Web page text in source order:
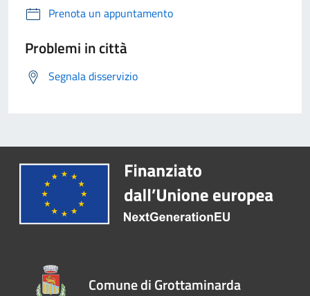
Prenota un appuntamento
Problemi in città
Segnala disservizio
Comune di Grottaminarda